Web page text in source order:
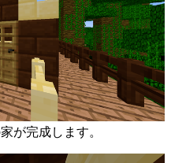
が完成します。